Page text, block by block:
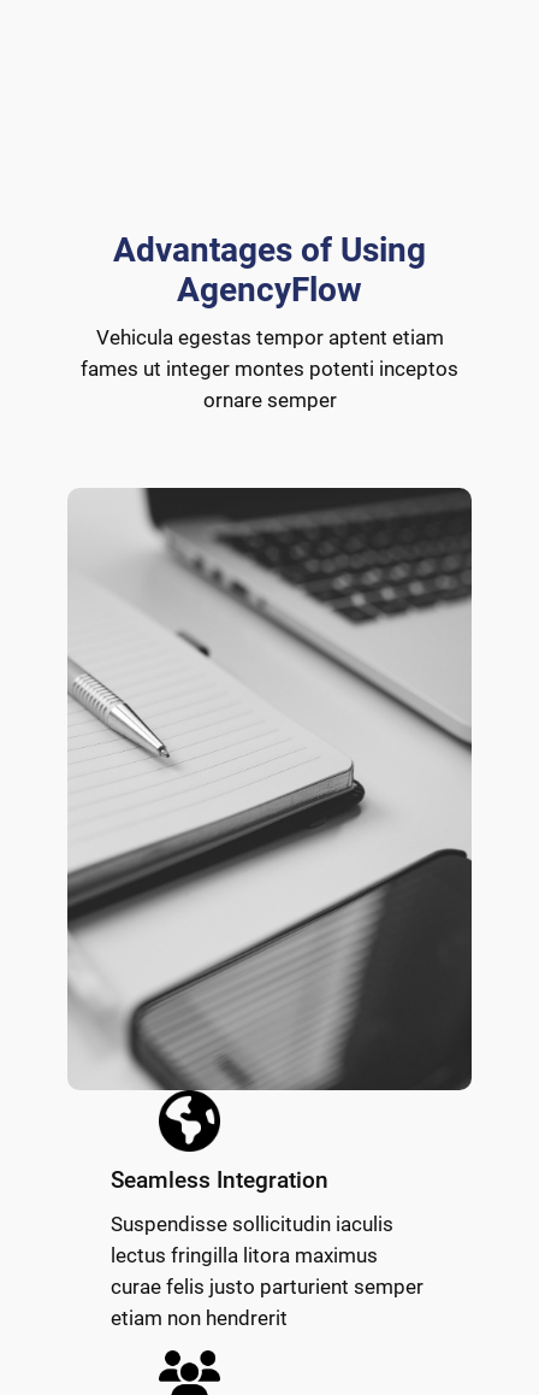
Advantages of Using
AgencyFlow
Vehicula egestas tempor aptent etiam
fames ut integer montes potenti inceptos
ornare semper
Seamless Integration
Suspendisse sollicitudin iaculis
lectus fringilla litora maximus
curae felis justo parturient semper
etiam non hendrerit